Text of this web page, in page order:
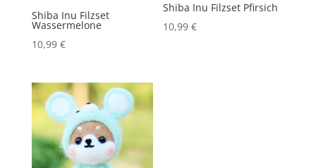
Shiba Inu Filzset
Wassermelone
10,99 €
Shiba Inu Filzset Pfirsich
10,99€